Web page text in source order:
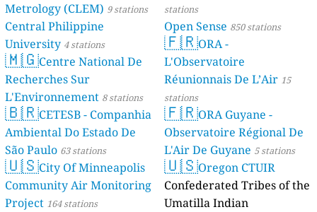
Metrology (CLEM) 9 stations
Central Philippine
University 4 stations
🇲🇬Centre National De
Recherches Sur
L'Environnement 8 stations
🇧🇷CETESB - Companhia
Ambiental Do Estado De
São Paulo 63 stations
🇺🇸City Of Minneapolis
Community Air Monitoring
Project 164 stations
stations
Open Sense 850 stations
🇫🇷ORA -
L'Observatoire
Réunionnais De L’Air 15
stations
🇫🇷ORA Guyane -
Observatoire Régional De
L'Air De Guyane 5 stations
🇺🇸Oregon CTUIR
Confederated Tribes of the
Umatilla Indian